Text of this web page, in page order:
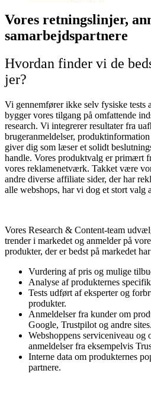
Vores retningslinjer,
samarbejdspartnere
Hvordan finder vi de
jer?
Vi gennemfører ikke selv fysiske tests
bygger vores tilgang på omfattende
research. Vi integrerer resultater fra
brugeranmeldelser,
giver dig som læser et solidt
handle. Vores produktvalg er primært
vores reklamenetværk. Takket være
andre diverse affiliate sider, der har
alle webshops, har vi dog et stort valg
Vores Research & Content-team
trender i markedet og anmelder på
produkter, der er bedst på markedet
Vurdering af pris og mulige
Analyse af produkternes
Tests udført af eksperter og
produkter.
Anmeldelser fra kunder om
Google, Trustpilot og andre sites.
Webshoppens serviceniveau og
anmeldelser fra eksempelvis
Interne data om produkternes
partnere.